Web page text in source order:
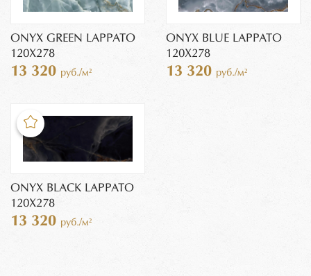
ONYX GREEN LAPPATO
120X278
13 320 руб./м²
ONYX BLUE LAPPATO
120X278
13 320 руб./м²
ONYX BLACK LAPPATO
120X278
13 320 руб./м²